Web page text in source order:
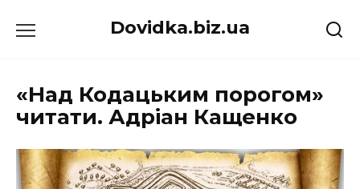
до
Dovidka.biz.ua
«Над Кодацьким порогом»
читати. Адріан Кащенко